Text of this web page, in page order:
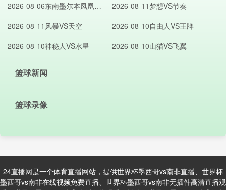
2026-08-06东南墨尔本凤凰VS
2026-08-11梦想VS节奏
2026-08-11风暴VS天空
2026-08-10自由人VS王牌
2026-08-10神秘人VS水星
2026-08-10山猫VS飞翼
篮球新闻
篮球录像
24直播网是一个体育直播网站，提供世界杯墨西哥vs南非直播、世界杯
墨西哥vs南非在线视频免费直播、世界杯墨西哥vs南非无插件高清直播观